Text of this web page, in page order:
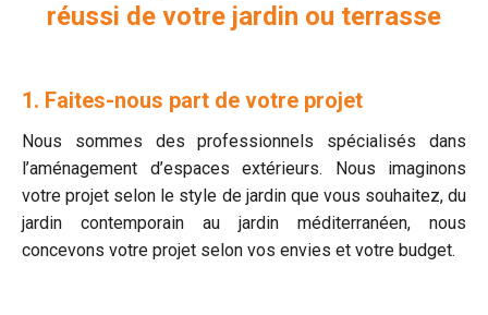
réussi de votre jardin ou terrasse
1. Faites-nous part de votre projet
Nous sommes des professionnels spécialisés dans
l’aménagement d’espaces extérieurs. Nous imaginons
votre projet selon le style de jardin que vous souhaitez, du
jardin contemporain au jardin méditerranéen, nous
concevons votre projet selon vos envies et votre budget.